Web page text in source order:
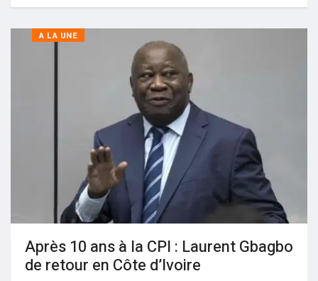
A LA UNE
Après 10 ans à la CPI : Laurent Gbagbo
de retour en Côte d’Ivoire